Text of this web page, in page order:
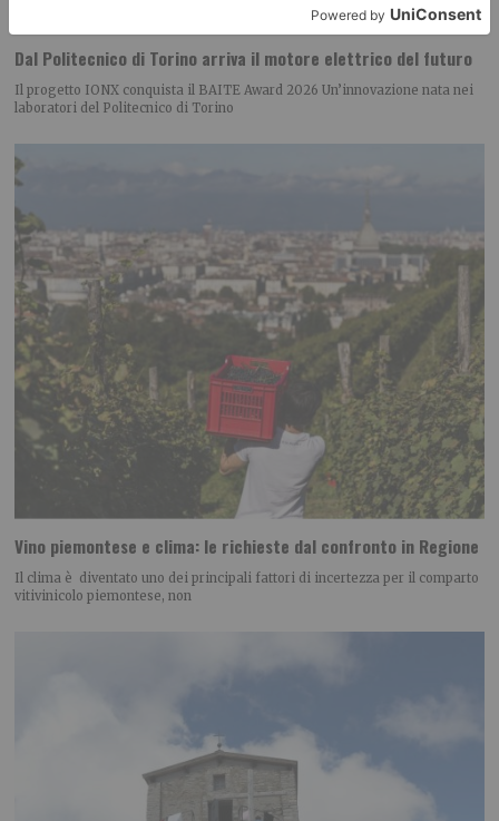
Dal Politecnico di Torino arriva il motore elettrico del futuro
Il progetto IONX conquista il BAITE Award 2026 Un’innovazione nata nei
laboratori del Politecnico di Torino
Vino piemontese e clima: le richieste dal confronto in Regione
Il clima è diventato uno dei principali fattori di incertezza per il comparto
vitivinicolo piemontese, non